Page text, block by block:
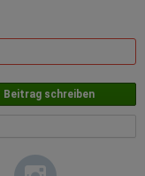
Beitrag schreiben